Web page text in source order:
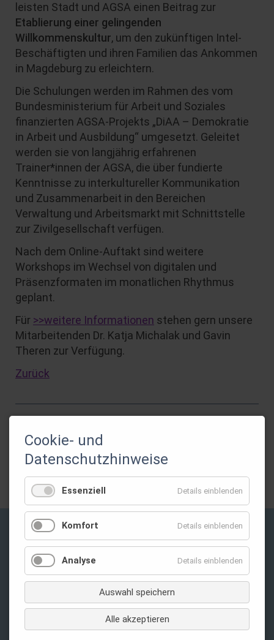
leisten Stadt und AGSA einen Beitrag zur
Etablierung einer gelingenden
Willkommenskultur, um den zukünftigen Intel-
Beschäftigten und ihren Familien das Ankommen
in Magdeburg zu erleichtern.
Die Schulungen werden im Rahmen des vom
Bundesministerium für Arbeit und Soziales
finanzierten AGSA-Projekts „DiAA – Demokratie
in Arbeit und Ausbildung“ umgesetzt. Geleitet
werden sie von langjährig erfahrenen
Trainer*innen der AGSA, die über fundierte
Kenntnisse zu interkultureller Kommunikation
und Zusammenarbeit in den Bereichen
Verwaltung und Arbeitsmarkt mit Schnittstelle
zur Zivilgesellschaft verfügen.
Nach dem Online-Auftakt sind weitere
Workshops im Wechsel von digitalen und
Präsenzformaten im monatlichen Rhythmus
geplant.
Für >>weitere Informationen stehen gern unsere
Mitarbeitenden Dr. Katja Michalak und Gavin
Theren zur Verfügung.
Zurück
Gefördert durch:
Privatsphäre-Einstellungen ändern
Cookie- und
Datenschutzhinweise
Essenziell Details einblenden
Komfort Details einblenden
Analyse Details einblenden
Auswahl speichern
Alle akzeptieren